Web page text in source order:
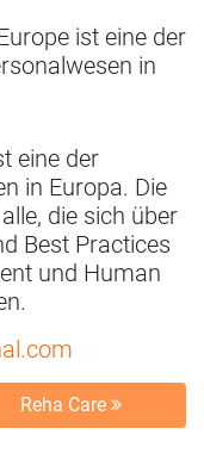
ist eine der
in
eine der
in Europa. Die
die sich über
Best Practices
und Human
Reha Care